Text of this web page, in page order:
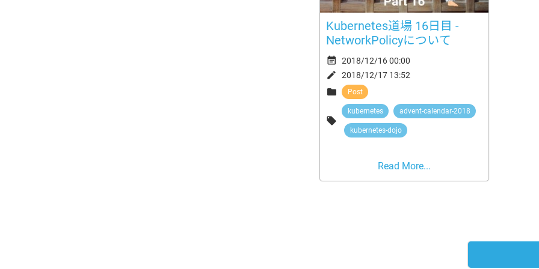
Kubernetes道場 16日目 -
NetworkPolicyについて
 Post

kubernetes advent-calendar-2018
kubernetes-dojo
 2018/12/16 00:00
 2018/12/17 13:52
Read More...